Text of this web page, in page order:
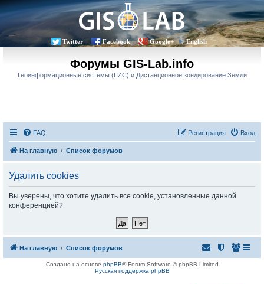
Twitter Facebook Google+ English
Форумы GIS-Lab.info
Геоинформационные системы (ГИС) и Дистанционное зондирование Земли
FAQ Вход
Регистрация
На главную Список форумов
Удалить cookies
Вы уверены, что хотите удалить все cookie, установленные данной
конференцией?
На главную Список форумов
Создано на основе phpBB® Forum Software © phpBB Limited
Русская поддержка phpBB